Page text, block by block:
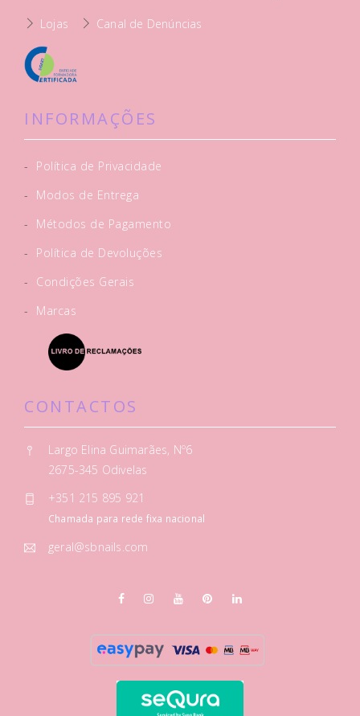
Lojas Canal de Denúncias
INFORMAÇÕES
-
Política de Privacidade
-
Modos de Entrega
-
Métodos de Pagamento
-
Política de Devoluções
-
Condições Gerais
-
Marcas
CONTACTOS
Largo Elina Guimarães, Nº6
2675-345 Odivelas
+351 215 895 921
Chamada para rede fixa nacional
geral@sbnails.com